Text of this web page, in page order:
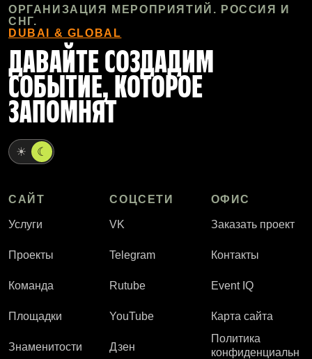
ОРГАНИЗАЦИЯ МЕРОПРИЯТИЙ. РОССИЯ И
СНГ.
DUBAI & GLOBAL
ДАВАЙТЕ СОЗДАДИМ
СОБЫТИЕ, КОТОРОЕ
ЗАПОМНЯТ
☀ ☾
САЙТ
Услуги
Проекты
Команда
Площадки
Знаменитости
СОЦСЕТИ
VK
Telegram
Rutube
YouTube
Дзен
ОФИС
Заказать проект
Контакты
Event IQ
Карта сайта
Политика
конфиденциальн